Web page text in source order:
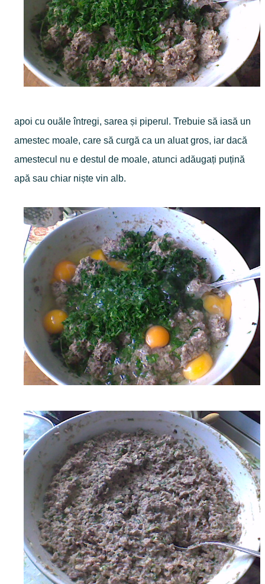
apoi cu ouăle întregi, sarea și piperul. Trebuie să iasă un
amestec moale, care să curgă ca un aluat gros, iar dacă
amestecul nu e destul de moale, atunci adăugați puțină
apă sau chiar niște vin alb.